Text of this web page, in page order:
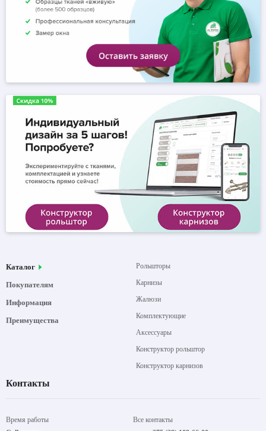
Каталог
Покупателям
Информация
Преимущества
Рольшторы
Карнизы
Жалюзи
Комплектующие
Аксессуары
Конструктор рольштор
Конструктор карнизов
Контакты
Время работы
Все контакты